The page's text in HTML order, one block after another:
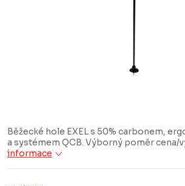
Běžecké hole EXEL s 50% carbonem,
a systémem QCB. Výborný poměr cena/
informace